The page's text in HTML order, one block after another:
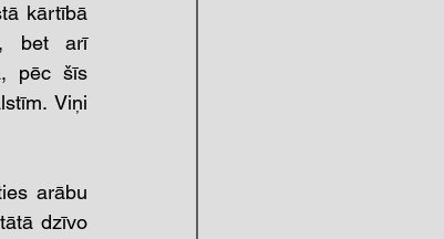
kārtībā
bet arī
pēc šīs
Viņi
arābu
dzīvo